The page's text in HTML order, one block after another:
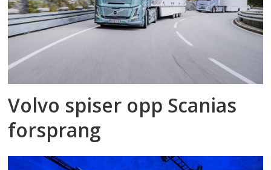
Volvo spiser opp Scanias
forsprang